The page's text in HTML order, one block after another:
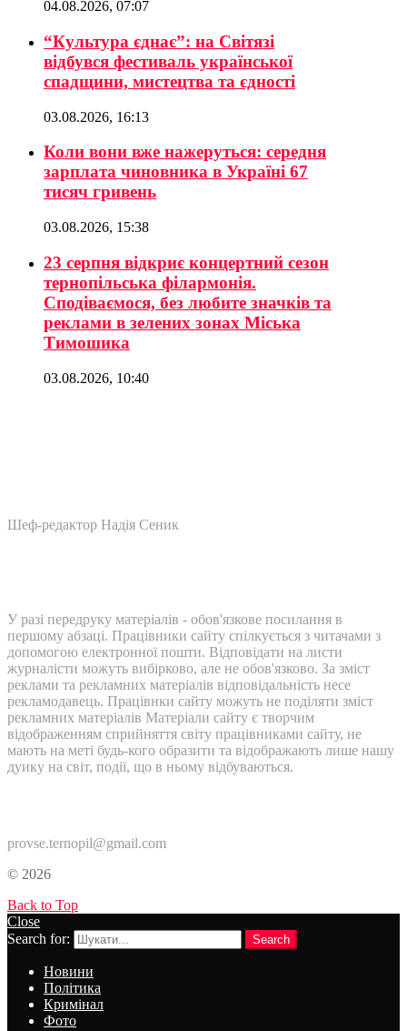
04.08.2026, 07:07
“Культура єднає”: на Світязі
відбувся фестиваль української
спадщини, мистецтва та єдності
03.08.2026, 16:13
Коли вони вже нажеруться: середня
зарплата чиновника в Україні 67
тисяч гривень
03.08.2026, 15:38
23 серпня відкриє концертний сезон
тернопільська філармонія.
Сподіваємося, без любите значків та
реклами в зелених зонах Міська
Тимошика
03.08.2026, 10:40
Шеф-редактор Надія Сеник
У разі передруку матеріалів - обов'язкове посилання в
першому абзаці. Працівники сайту спілкується з читачами з
допомогою електронної пошти. Відповідати на листи
журналісти можуть вибірково, але не обов'язково. За зміст
реклами та рекламних матеріалів відповідальність несе
рекламодавець. Працівнки сайту можуть не поділяти зміст
рекламних матеріалів Матеріали сайту є творчим
відображенням сприйняття світу працівниками сайту, не
мають на меті будь-кого образити та відображають лише нашу
дуику на світ, події, що в ньому відбуваються.
provse.ternopil@gmail.com
© 2026
Back to Top
Close
Search for:
Search
Новини
Політика
Кримінал
Фото